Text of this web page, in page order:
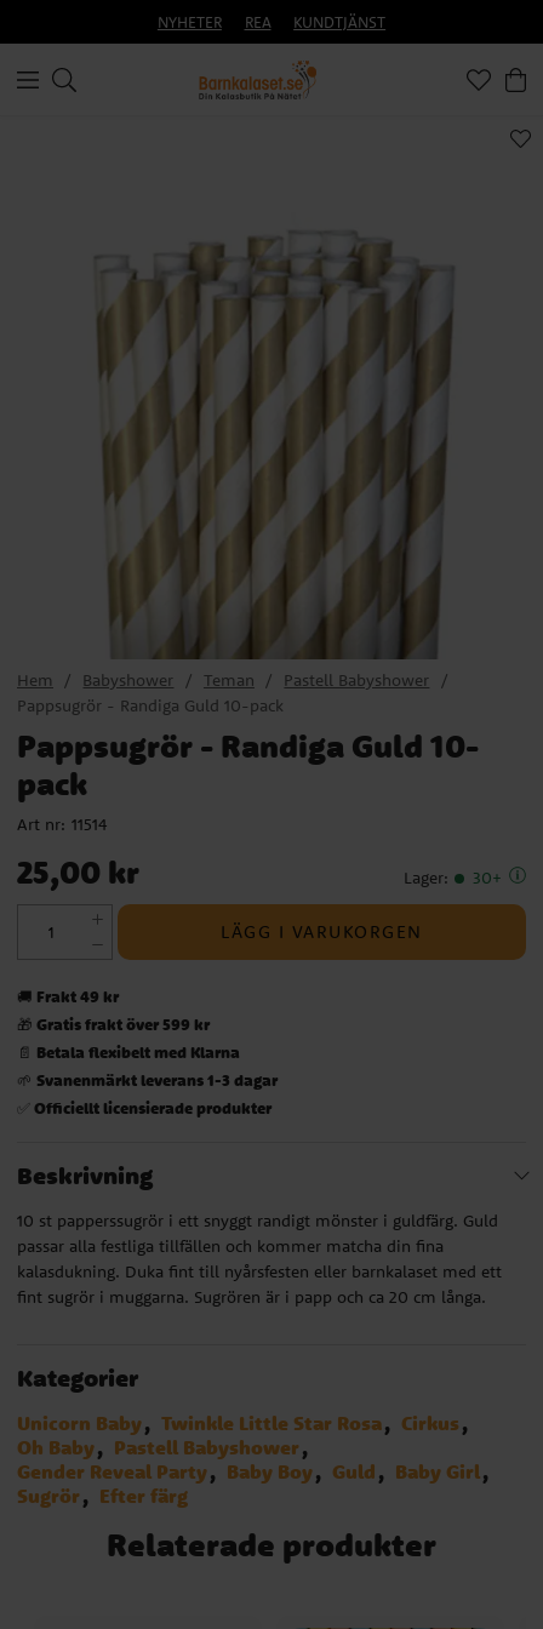
NYHETER REA KUNDTJÄNST
Hem Babyshower Teman
Pastell Babyshower
Pappsugrör - Randiga Guld 10-pack
Pappsugrör - Randiga Guld 10-
pack
Art nr: 11514
Pris
25,00 kr
25,00 kr Lager: 30+
LÄGG I VARUKORGEN
🚚 Frakt 49 kr
🎁 Gratis frakt över 599 kr
📄 Betala flexibelt med Klarna
🌱 Svanenmärkt leverans 1-3 dagar
✅ Officiellt licensierade produkter
Beskrivning
10 st papperssugrör i ett snyggt randigt mönster i guldfärg. Guld
passar alla festliga tillfällen och kommer matcha din fina
kalasdukning. Duka fint till nyårsfesten eller barnkalaset med ett
fint sugrör i muggarna. Sugrören är i papp och ca 20 cm långa.
Kategorier
Unicorn Baby Twinkle Little Star Rosa
Cirkus
Oh Baby
Pastell Babyshower
Gender Reveal Party
Baby Boy Guld
Baby Girl
Sugrör
Efter färg
Relaterade produkter